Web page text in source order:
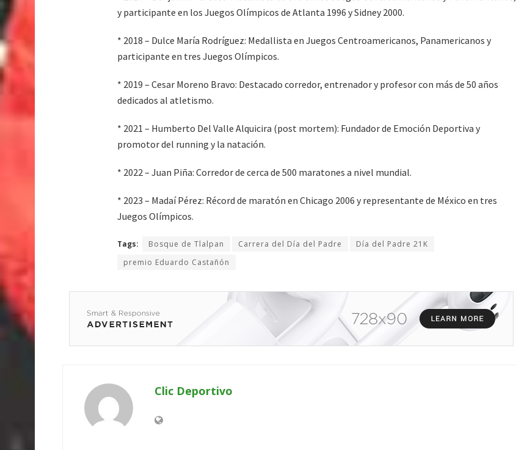
y participante en los Juegos Olímpicos de Atlanta 1996 y Sidney 2000.
* 2018 – Dulce María Rodríguez: Medallista en Juegos Centroamericanos, Panamericanos y
participante en tres Juegos Olímpicos.
* 2019 – Cesar Moreno Bravo: Destacado corredor, entrenador y profesor con más de 50 años
dedicados al atletismo.
* 2021 – Humberto Del Valle Alquicira (post mortem): Fundador de Emoción Deportiva y
promotor del running y la natación.
* 2022 – Juan Piña: Corredor de cerca de 500 maratones a nivel mundial.
* 2023 – Madaí Pérez: Récord de maratón en Chicago 2006 y representante de México en tres
Juegos Olímpicos.
Tags: Bosque de Tlalpan Carrera del Día del Padre
Día del Padre 21K
premio Eduardo Castañón
Clic Deportivo